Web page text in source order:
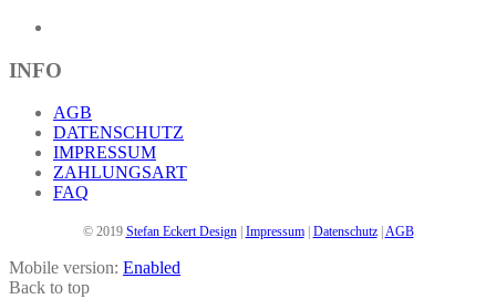
INFO
AGB
DATENSCHUTZ
IMPRESSUM
ZAHLUNGSART
FAQ
© 2019 Stefan Eckert Design| Impressum| Datenschutz| AGB
Mobile version: Enabled
Back to top